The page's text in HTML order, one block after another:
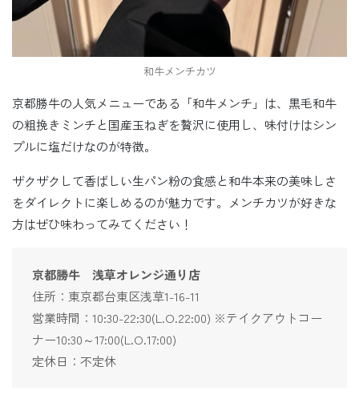
和牛メンチカツ
京都勝牛の人気メニューである「和牛メンチ」は、黒毛和牛
の粗挽きミンチと国産玉ねぎを贅沢に使用し、味付けはシン
プルに塩だけなのが特徴。
ザクザクして香ばしい生パン粉の食感と和牛本来の美味しさ
をダイレクトに楽しめるのが魅力です。メンチカツが好きな
方はぜひ味わってみてください！
京都勝牛 浅草オレンジ通り店
住所：東京都台東区浅草1-16-11
営業時間：10:30-22:30(L.O.22:00) ※テイクアウトコー
ナー10:30～17:00(L.O.17:00)
定休日：不定休